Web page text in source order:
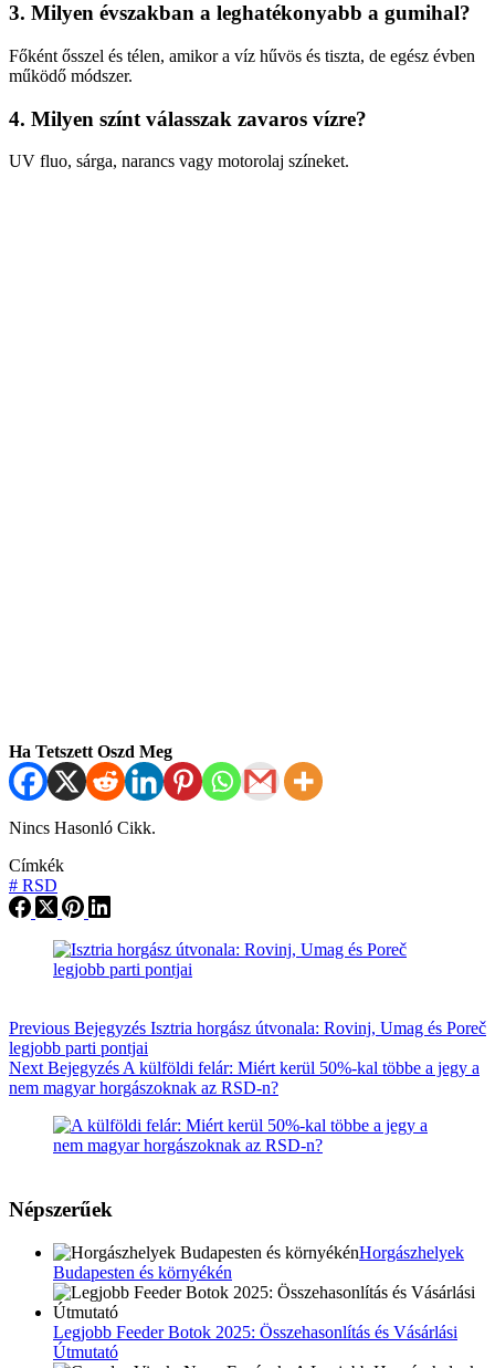
3. Milyen évszakban a leghatékonyabb a gumihal?
Főként ősszel és télen, amikor a víz hűvös és tiszta, de egész évben
működő módszer.
4. Milyen színt válasszak zavaros vízre?
UV fluo, sárga, narancs vagy motorolaj színeket.
Ha Tetszett Oszd Meg
Nincs Hasonló Cikk.
Címkék
# RSD
Previous Bejegyzés Isztria horgász útvonala: Rovinj, Umag és Poreč
legjobb parti pontjai
Next Bejegyzés A külföldi felár: Miért kerül 50%-kal többe a jegy a
nem magyar horgászoknak az RSD-n?
Népszerűek
Horgászhelyek
Budapesten és környékén
Legjobb Feeder Botok 2025: Összehasonlítás és Vásárlási
Útmutató